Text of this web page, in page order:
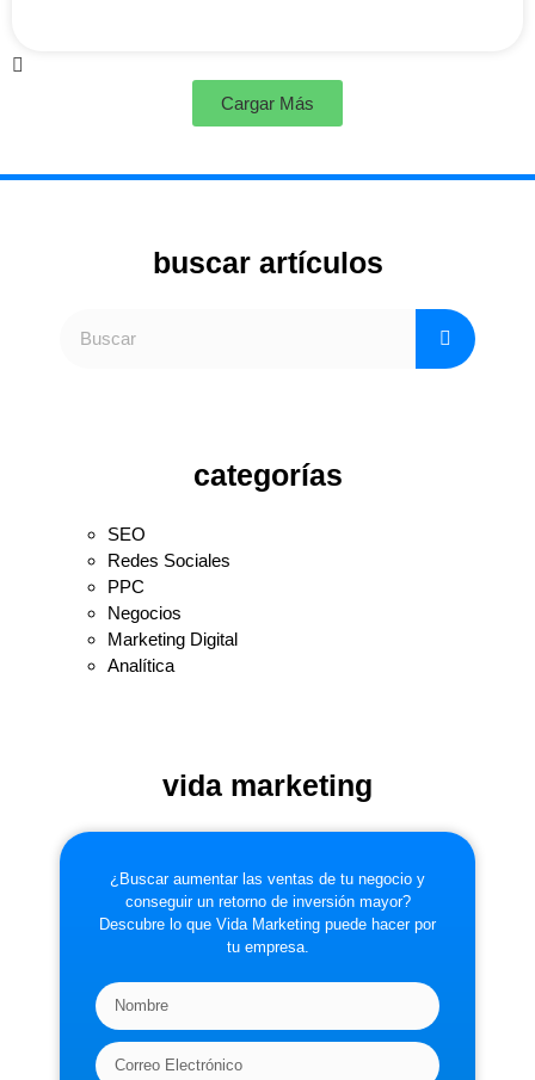
Cargar Más
buscar artículos
categorías
SEO
Redes Sociales
PPC
Negocios
Marketing Digital
Analítica
vida marketing
¿Buscar aumentar las ventas de tu negocio y
conseguir un retorno de inversión mayor?
Descubre lo que Vida Marketing puede hacer por
tu empresa.